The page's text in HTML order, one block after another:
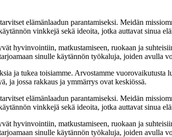
elämänlaadun parantamiseksi. Meidän
vinkkejä sekä ideoita, jotka auttavat sinua
hyvinvointiin, matkustamiseen, ruokaan ja
sinulle käytännön työkaluja, joiden avulla
ja tukea toisiamme. Arvostamme vuorovaikutusta
ja jossa rakkaus ja ymmärrys ovat keskiössä.
elämänlaadun parantamiseksi. Meidän
vinkkejä sekä ideoita, jotka auttavat sinua
hyvinvointiin, matkustamiseen, ruokaan ja
sinulle käytännön työkaluja, joiden avulla